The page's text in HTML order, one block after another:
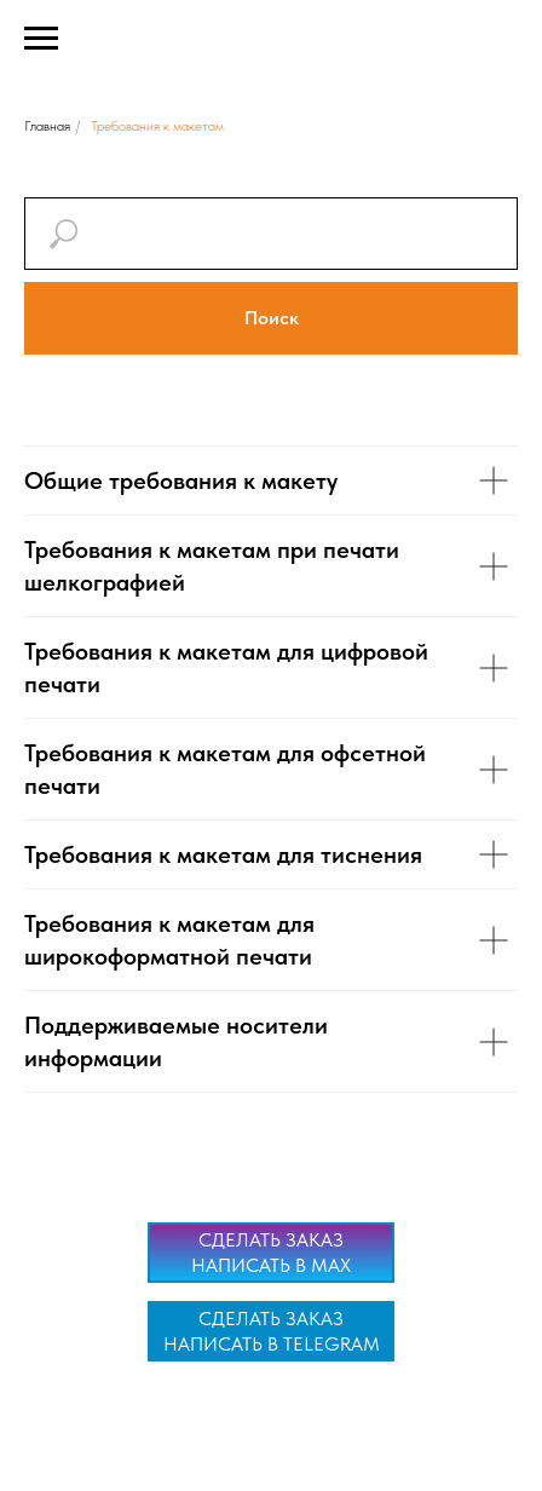
Главная / Требования к макетам
Поиск
Общие требования к макету
Требования к макетам при печати
шелкографией
Требования к макетам для цифровой
печати
Требования к макетам для офсетной
печати
Требования к макетам для тиснения
Требования к макетам для
широкоформатной печати
Поддерживаемые носители
информации
СДЕЛАТЬ ЗАКАЗ
НАПИСАТЬ В MAX
СДЕЛАТЬ ЗАКАЗ
НАПИСАТЬ В TELEGRAM